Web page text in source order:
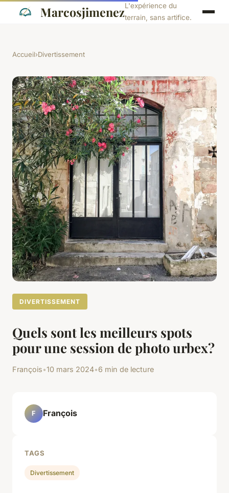
MarcosjimenezL'expérience du
terrain, sans artifice.
Accueil›Divertissement
DIVERTISSEMENT
Quels sont les meilleurs spots
pour une session de photo urbex?
François•10 mars 2024•6 min de lecture
F François
TAGS
Divertissement